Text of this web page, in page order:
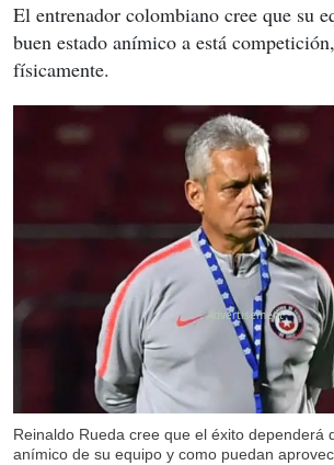
El entrenador colombiano cree que su
buen estado anímico a está
físicamente.
Reinaldo Rueda cree que el éxito dependerá
anímico de su equipo y como puedan